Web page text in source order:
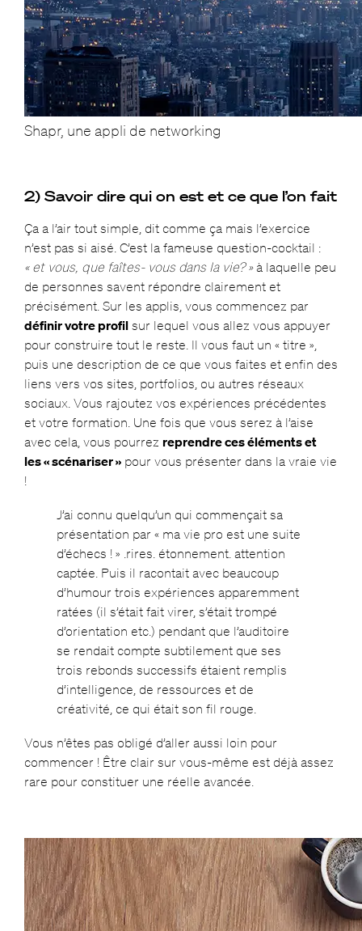
Shapr, une appli de networking
2) Savoir dire qui on est et ce que l’on fait
Ça a l’air tout simple, dit comme ça mais l’exercice
n’est pas si aisé. C’est la fameuse question-cocktail :
« et vous, que faîtes- vous dans la vie? »à laquelle peu
de personnes savent répondre clairement et
précisément. Sur les applis, vous commencez par
définir votre profilsur lequel vous allez vous appuyer
pour construire tout le reste. Il vous faut un « titre »,
puis une description de ce que vous faites et enfin des
liens vers vos sites, portfolios, ou autres réseaux
sociaux. Vous rajoutez vos expériences précédentes
et votre formation. Une fois que vous serez à l’aise
avec cela, vous pourrez reprendre ces éléments et
les « scénariser »pour vous présenter dans la vraie vie
!
J’ai connu quelqu’un qui commençait sa
présentation par « ma vie pro est une suite
d’échecs ! » .rires. étonnement. attention
captée. Puis il racontait avec beaucoup
d’humour trois expériences apparemment
ratées (il s’était fait virer, s’était trompé
d’orientation etc.) pendant que l’auditoire
se rendait compte subtilement que ses
trois rebonds successifs étaient remplis
d’intelligence, de ressources et de
créativité, ce qui était son fil rouge.
Vous n’êtes pas obligé d’aller aussi loin pour
commencer ! Être clair sur vous-même est déjà assez
rare pour constituer une réelle avancée.